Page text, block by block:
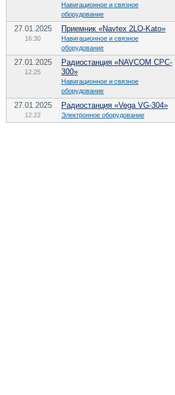
Навигационное и связное
оборудование
27.01.2025
16:30
Приемник «Navtex 2LO-Kato»
Навигационное и связное
оборудование
27.01.2025
12:25
Радиостанция «NAVCOM CPC-
300»
Навигационное и связное
оборудование
27.01.2025
12:22
Радиостанция «Vega VG-304»
Электронное оборудование